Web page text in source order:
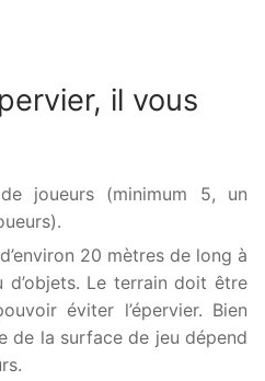
il vous
joueurs (minimum 5, un
20 mètres de long à
d’objets. Le terrain doit être
éviter l’épervier. Bien
de la surface de jeu dépend